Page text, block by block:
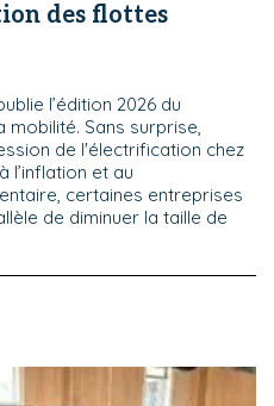
des flottes
l’édition 2026 du
Sans surprise,
de l'électrification chez
l’inflation et au
certaines entreprises
de diminuer la taille de